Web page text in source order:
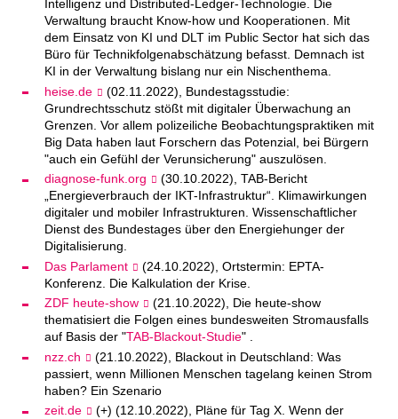
Intelligenz und Distributed-Ledger-Technologie. Die
Verwaltung braucht Know-how und Kooperationen. Mit
dem Einsatz von KI und DLT im Public Sector hat sich das
Büro für Technikfolgenabschätzung befasst. Demnach ist
KI in der Verwaltung bislang nur ein Nischenthema.
heise.de
(02.11.2022), Bundestagsstudie:
Grundrechtsschutz stößt mit digitaler Überwachung an
Grenzen. Vor allem polizeiliche Beobachtungspraktiken mit
Big Data haben laut Forschern das Potenzial, bei Bürgern
"auch ein Gefühl der Verunsicherung" auszulösen.
diagnose-funk.org
(30.10.2022), TAB-Bericht
„Energieverbrauch der IKT-Infrastruktur“. Klimawirkungen
digitaler und mobiler Infrastrukturen. Wissenschaftlicher
Dienst des Bundestages über den Energiehunger der
Digitalisierung.
Das Parlament
(24.10.2022), Ortstermin: EPTA-
Konferenz. Die Kalkulation der Krise.
ZDF heute-show
(21.10.2022), Die heute-show
thematisiert die Folgen eines bundesweiten Stromausfalls
auf Basis der "TAB-Blackout-Studie" .
nzz.ch
(21.10.2022), Blackout in Deutschland: Was
passiert, wenn Millionen Menschen tagelang keinen Strom
haben? Ein Szenario
zeit.de
(+) (12.10.2022), Pläne für Tag X. Wenn der